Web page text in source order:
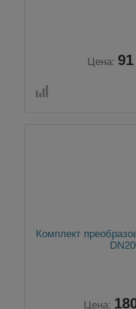
Цена:
Комплект
Цена: